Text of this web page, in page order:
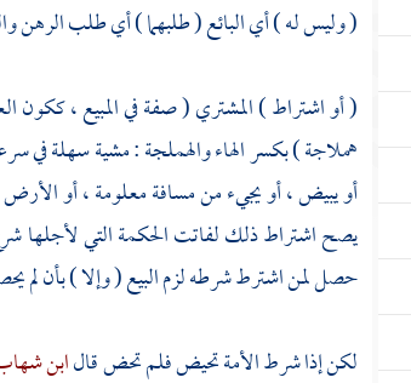
( وليس له ) أي البائع ( طلبهما ) أي طلب الرهن
( أو اشتراط ) المشتري ( صفة في المبيع ، ككون
هملاجة ) بكسر الهاء والهملجة : مشية سهلة في
أو يبيض ، أو يجيء من مسافة معلومة ، أو
يصح اشتراط ذلك لفاتت الحكمة التي لأجلها
حصل لمن اشترط شرطه لزم البيع ( وإلا ) بأن لم
لكن إذا شرط الأمة تحيض فلم تحض قالابن